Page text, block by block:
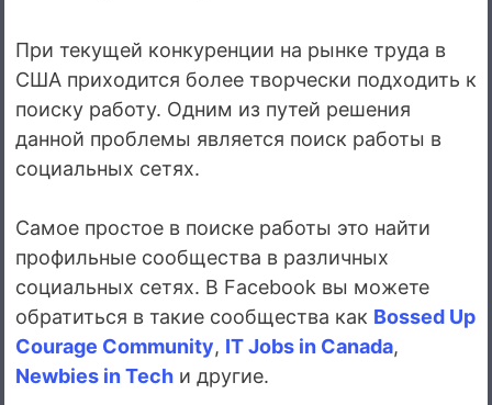
При текущей конкуренции на рынке труда в
США приходится более творчески подходить к
поиску работу. Одним из путей решения
данной проблемы является поиск работы в
социальных сетях.
Самое простое в поиске работы это найти
профильные сообщества в различных
социальных сетях. В Facebook вы можете
обратиться в такие сообщества как Bossed Up
Courage Community, IT Jobs in Canada,
Newbies in Tech и другие.